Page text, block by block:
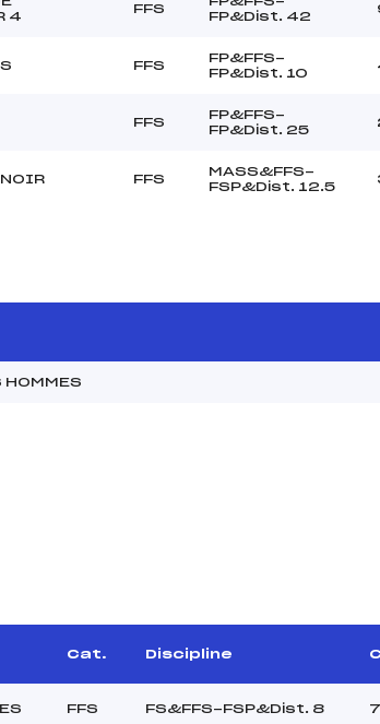
4
FFS
FP&Dist. 42
FFS
FP&FFS-
FP&Dist. 10
FFS
FP&FFS-
FP&Dist. 25
FFS
MASS&FFS-
FSP&Dist. 12.5
HOMMES
Cat. Discipline
FFS FS&FFS-FSP&Dist. 8 7